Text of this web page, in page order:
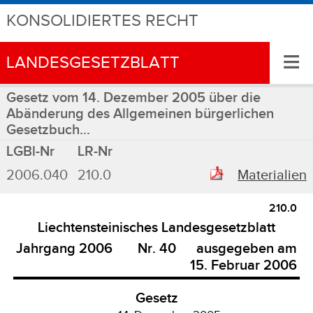
KONSOLIDIERTES RECHT
LANDESGESETZBLATT ≡
Gesetz vom 14. Dezember 2005 über die
Abänderung des Allgemeinen bürgerlichen
Gesetzbuch...
LGBl-Nr
LR-Nr
2006.040
210.0 Materialien